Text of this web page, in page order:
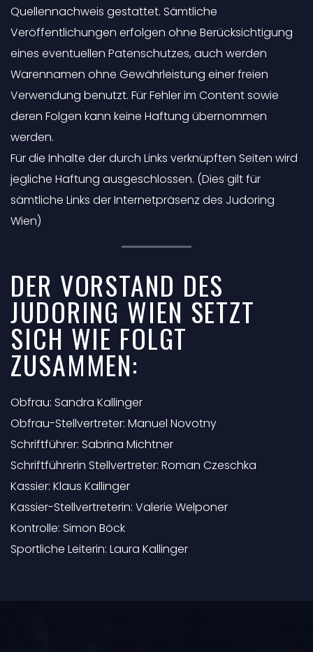
Quellennachweis gestattet. Sämtliche
Veröffentlichungen erfolgen ohne Berücksichtigung
eines eventuellen Patenschutzes, auch werden
Warennamen ohne Gewährleistung einer freien
Verwendung benutzt. Für Fehler im Content sowie
deren Folgen kann keine Haftung übernommen
werden.
Für die Inhalte der durch Links verknüpften Seiten wird
jegliche Haftung ausgeschlossen. (Dies gilt für
sämtliche Links der Internetpräsenz des Judoring
Wien)
DER VORSTAND DES
JUDORING WIEN SETZT
SICH WIE FOLGT
ZUSAMMEN:
Obfrau: Sandra Kallinger
Obfrau-Stellvertreter: Manuel Novotny
Schriftführer: Sabrina Michtner
Schriftführerin Stellvertreter: Roman Czeschka
Kassier: Klaus Kallinger
Kassier-Stellvertreterin: Valerie Welponer
Kontrolle: Simon Böck
Sportliche Leiterin: Laura Kallinger